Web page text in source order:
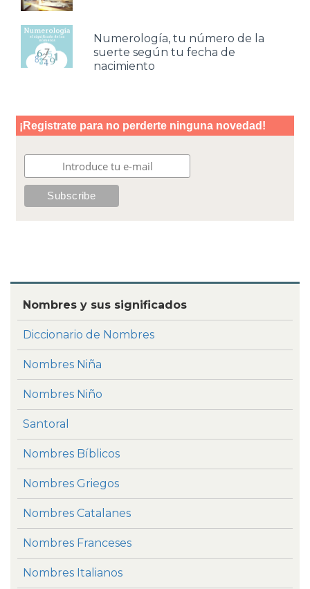
Numerología, tu número de la
suerte según tu fecha de
nacimiento
Nombres y sus significados
Diccionario de Nombres
Nombres Niña
Nombres Niño
Santoral
Nombres Bíblicos
Nombres Griegos
Nombres Catalanes
Nombres Franceses
Nombres Italianos